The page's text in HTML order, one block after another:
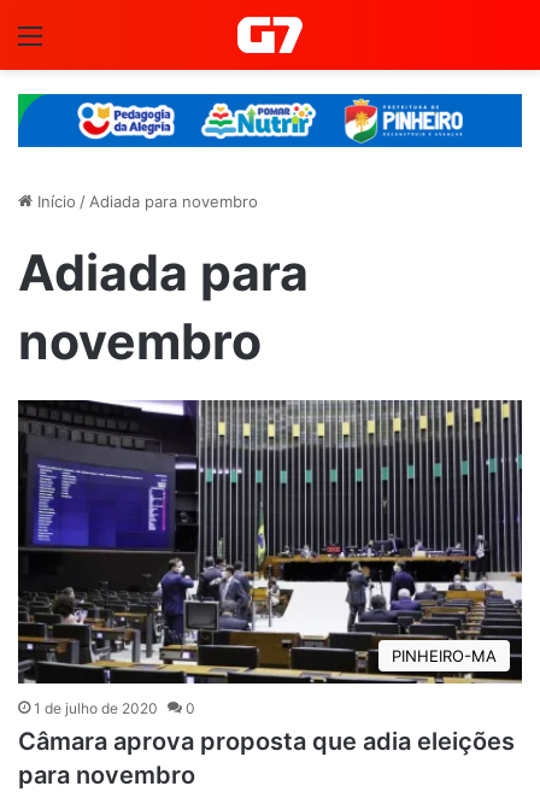
Início / Adiada para novembro
Adiada para
novembro
PINHEIRO-MA
1 de julho de 2020 0
Câmara aprova proposta que adia eleições
para novembro